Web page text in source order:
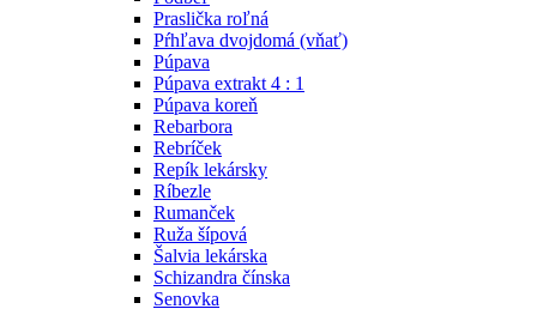
Praslička roľná
Pŕhľava dvojdomá (vňať)
Púpava
Púpava extrakt 4 : 1
Púpava koreň
Rebarbora
Rebríček
Repík lekársky
Ríbezle
Rumanček
Ruža šípová
Šalvia lekárska
Schizandra čínska
Senovka